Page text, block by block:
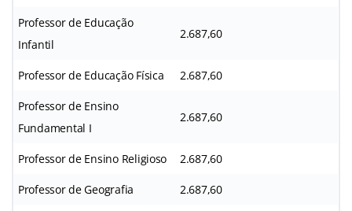
Professor de Educação
Infantil
2.687,60
Professor de Educação Física 2.687,60
Professor de Ensino
Fundamental I
2.687,60
Professor de Ensino Religioso 2.687,60
Professor de Geografia 2.687,60